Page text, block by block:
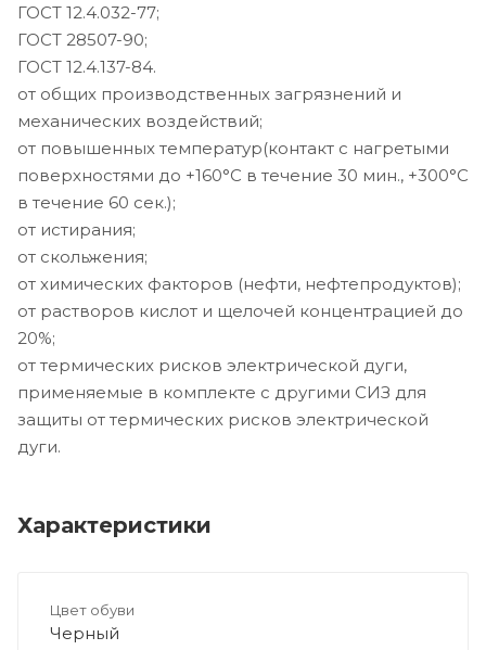
ГОСТ 12.4.032-77;
ГОСТ 28507-90;
ГОСТ 12.4.137-84.
от общих производственных загрязнений и
механических воздействий;
от повышенных температур(контакт с нагретыми
поверхностями до +160°С в течение 30 мин., +300°С
в течение 60 сек.);
от истирания;
от скольжения;
от химических факторов (нефти, нефтепродуктов);
от растворов кислот и щелочей концентрацией до
20%;
от термических рисков электрической дуги,
применяемые в комплекте с другими СИЗ для
защиты от термических рисков электрической
дуги.
Характеристики
Цвет обуви
Черный